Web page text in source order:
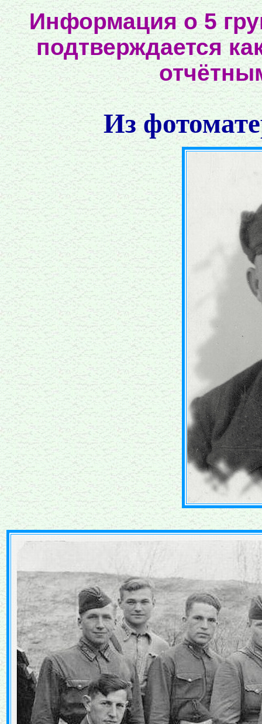
Информация о 5
подтверждается
Из